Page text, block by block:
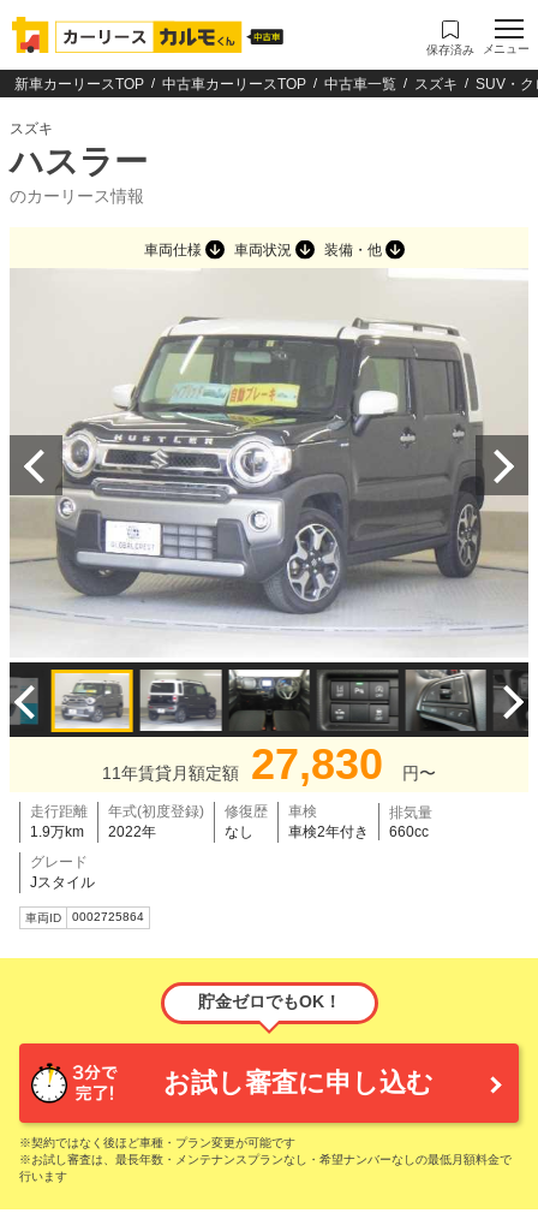
保存済み メニュー
新車カーリースTOP 中古車カーリースTOP 中古車一覧 スズキ SUV・ク
スズキ
ハスラー
のカーリース情報
車両仕様 車両状況 装備・他
11年賃貸月額定額 27,830 円〜
走行距離
1.9万km
年式(初度登録)
2022年
修復歴
なし
車検
車検2年付き
排気量
660cc
グレード
Jスタイル
車両ID 0002725864
貯金ゼロでもOK！
お試し審査に申し込む
※契約ではなく後ほど車種・プラン変更が可能です
※お試し審査は、最長年数・メンテナンスプランなし・希望ナンバーなしの最低月額料金で
行います